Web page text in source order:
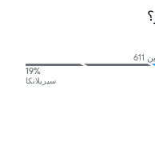
19%
سيريلانكا